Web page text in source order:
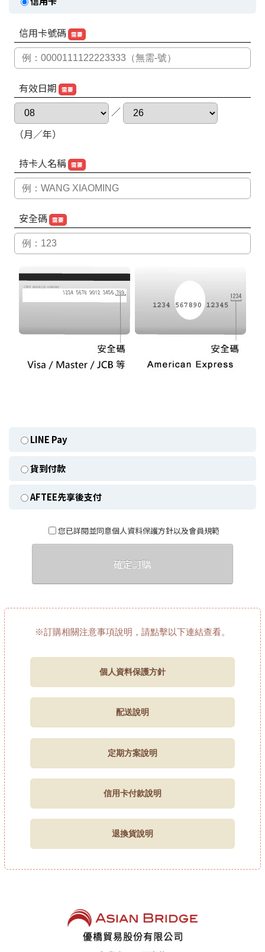
信用卡號碼 需要
有效日期 需要
／
（月／年）
持卡人名稱 需要
安全碼 需要
LINE Pay
貨到付款
AFTEE先享後支付
您已詳閱並同意個人資料保護方針以及會員規範
確定訂購
※訂購相關注意事項說明，請點擊以下連結查看。
個人資料保護方針
配送說明
定期方案說明
信用卡付款說明
退換貨說明